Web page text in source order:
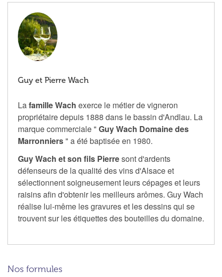
Guy et Pierre Wach
Lafamille Wach exerce le métier de vigneron
propriétaire depuis 1888 dans le bassin d'Andlau. La
marque commerciale " Guy Wach Domaine des
Marronniers" a été baptisée en 1980.
Guy Wach et son fils Pierresont d'ardents
défenseurs de la qualité des vins d'Alsace et
sélectionnent soigneusement leurs cépages et leurs
raisins afin d'obtenir les meilleurs arômes. Guy Wach
réalise lui-même les gravures et les dessins qui se
trouvent sur les étiquettes des bouteilles du domaine.
Nos formules